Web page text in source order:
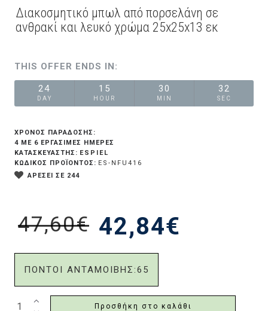
Διακοσμητικό μπωλ από πορσελάνη σε
ανθρακί και λευκό χρώμα 25x25x13 εκ
THIS OFFER ENDS IN:
24
DAY
15
HOUR
30
MIN
32
SEC
42,84€
47,60€
ΠΟΝΤΟΙ ΑΝΤΑΜΟΙΒΗΣ:65
ΧΡΟΝΟΣ ΠΑΡΑΔΟΣΗΣ:
4 ΜΕ 6 ΕΡΓΆΣΙΜΕΣ ΗΜΈΡΕΣ
ΚΑΤΑΣΚΕΥΑΣΤΗΣ: ESPIEL
ΚΩΔΙΚΟΣ ΠΡΟΪΟΝΤΟΣ: ES-NFU416
ΑΡΕΣΕΙ ΣΕ 244
Προσθήκη στο καλάθι